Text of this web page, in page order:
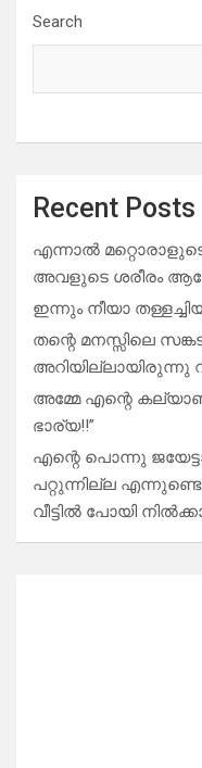
Search
Recent Posts
എന്നാൽ
അവളുടെ ശരീരം
ഇന്നും നീയാ
തന്റെ മനസ്സിലെ
അറിയില്ലായിരുന്നു
അമ്മേ എന്റെ
ഭാര്യ!!”
എന്റെ പൊന്നു
പറ്റുന്നില്ല
വീട്ടിൽ പോയി